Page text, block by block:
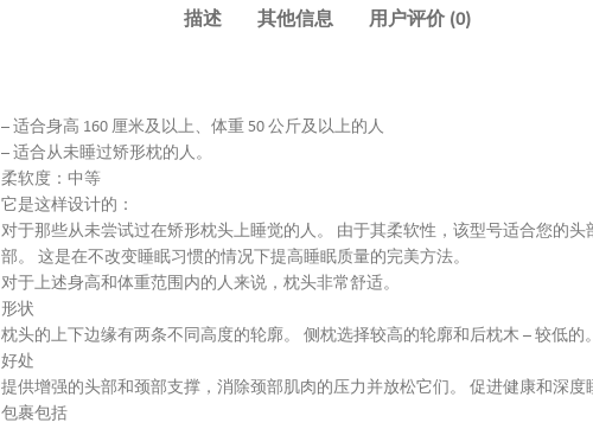
描述 其他信息 用户评价 (0)
– 适合身高 160 厘米及以上、体重 50 公斤及以上的人
– 适合从未睡过矫形枕的人。
柔软度：中等
它是这样设计的：
对于那些从未尝试过在矫形枕头上睡觉的人。 由于其柔软性，该型号适合您的头
部。 这是在不改变睡眠习惯的情况下提高睡眠质量的完美方法。
对于上述身高和体重范围内的人来说，枕头非常舒适。
形状
枕头的上下边缘有两条不同高度的轮廓。 侧枕选择较高的轮廓和后枕木 – 较低的。
好处
提供增强的头部和颈部支撑，消除颈部肌肉的压力并放松它们。 促进健康和深度
包裹包括